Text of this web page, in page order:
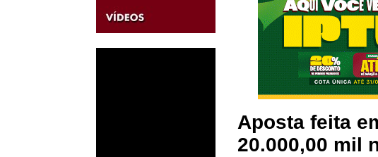
Aposta feita
20.000,00 mil